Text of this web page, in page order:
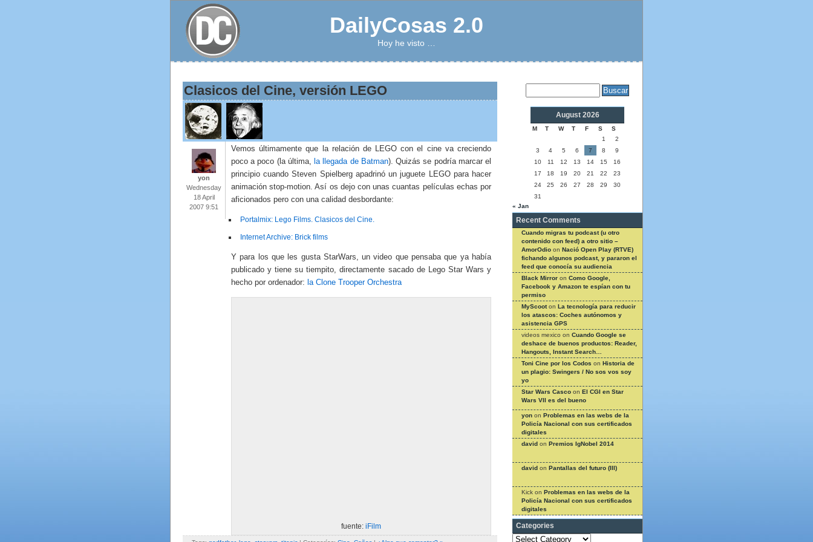
DailyCosas 2.0
Hoy he visto …
Clasicos del Cine, versión LEGO
yon
Wednesday
18 April
2007 9:51
Vemos últimamente que la relación de LEGO con el cine va creciendo
poco a poco (la última,
la llegada de Batman). Quizás se podría marcar el
principio cuando Steven Spielberg apadrinó un juguete LEGO para hacer
animación stop-motion. Así os dejo con unas cuantas películas echas por
aficionados pero con una calidad desbordante:
Portalmix: Lego Films. Clasicos del Cine.
Internet Archive: Brick films
Y para los que les gusta StarWars, un video que pensaba que ya había
publicado y tiene su tiempito, directamente sacado de Lego Star Wars y
hecho por ordenador: la Clone Trooper Orchestra
fuente: iFilm
August 2026
M T W T F S
S
1
2
3
4 5 6 7 8
9
10
11 12 13 14 15
16
17
18 19 20 21 22
23
24
25 26 27 28 29
30
31
« Jan
Recent Comments
Cuando migras tu podcast (u otro
contenido con feed) a otro sitio –
AmorOdio on Nació Open Play (RTVE)
fichando algunos podcast, y pararon el
feed que conocía su audiencia
Black Mirror on Como Google,
Facebook y Amazon te espían con tu
permiso
MyScooton La tecnología para reducir
los atascos: Coches autónomos y
asistencia GPS
videos mexico on Cuando Google se
deshace de buenos productos: Reader,
Hangouts, Instant Search…
Toni Cine por los Codos on Historia de
un plagio: Swingers / No sos vos soy
yo
Star Wars Casco on El CGI en Star
Wars VII es del bueno
yon on Problemas en las webs de la
Policía Nacional con sus certificados
digitales
david on Premios IgNobel 2014
david on Pantallas del futuro (III)
Kick on Problemas en las webs de la
Policía Nacional con sus certificados
digitales
Categories
Categories